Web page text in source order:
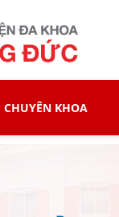
CHUYÊN KHOA